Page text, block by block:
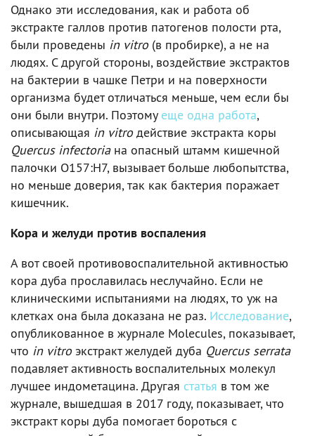
Однако эти исследования, как и работа об
экстракте галлов против патогенов полости рта,
были проведены in vitro(в пробирке), а не на
людях. С другой стороны, воздействие экстрактов
на бактерии в чашке Петри и на поверхности
организма будет отличаться меньше, чем если бы
они были внутри. Поэтому еще одна работа,
описывающая in vitroдействие экстракта коры
Quercus infectoriaна опасный штамм кишечной
палочки O157:H7, вызывает больше любопытства,
но меньше доверия, так как бактерия поражает
кишечник.
Кора и желуди против воспаления
А вот своей противовоспалительной активностью
кора дуба прославилась неслучайно. Если не
клиническими испытаниями на людях, то уж на
клетках она была доказана не раз. Исследование,
опубликованное в журнале Molecules, показывает,
что in vitroэкстракт желудей дуба Quercus serrata
подавляет активность воспалительных молекул
лучшее индометацина. Другая статья в том же
журнале, вышедшая в 2017 году, показывает, что
экстракт коры дуба помогает бороться с